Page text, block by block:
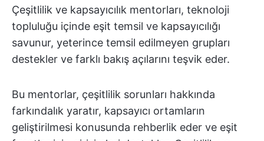
Çeşitlilik ve kapsayıcılık mentorları, teknoloji
topluluğu içinde eşit temsil ve kapsayıcılığı
savunur, yeterince temsil edilmeyen grupları
destekler ve farklı bakış açılarını teşvik eder.
Bu mentorlar, çeşitlilik sorunları hakkında
farkındalık yaratır, kapsayıcı ortamların
geliştirilmesi konusunda rehberlik eder ve eşit